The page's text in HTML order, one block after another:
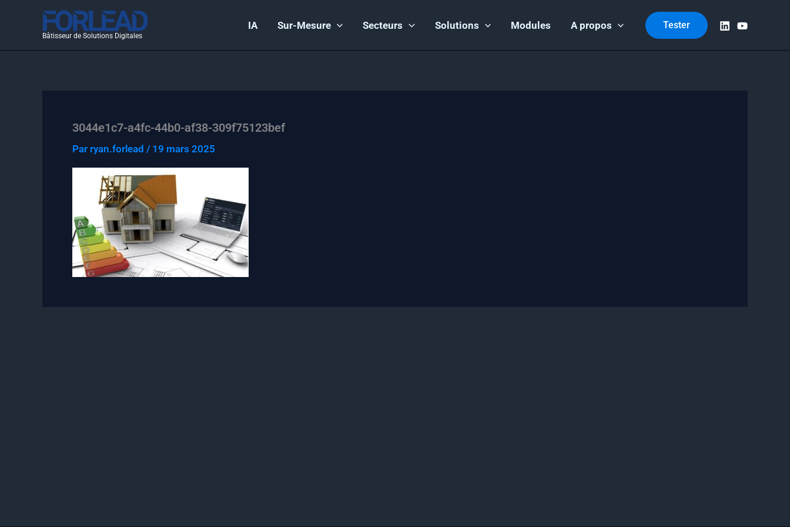
Bâtisseur de Solutions Digitales
IA Sur-Mesure Secteurs Solutions Modules A propos Tester
3044e1c7-a4fc-44b0-af38-309f75123bef
Par ryan.forlead / 19 mars 2025